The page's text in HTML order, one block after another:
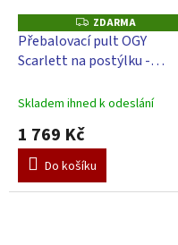
Z
D
A
R
M
ZDARMA
Přebalovací pult OGY
Scarlett na postýlku -
podložkou Galaxy - Růžová
Skladem ihned k odeslání
1 769 Kč
Do košíku